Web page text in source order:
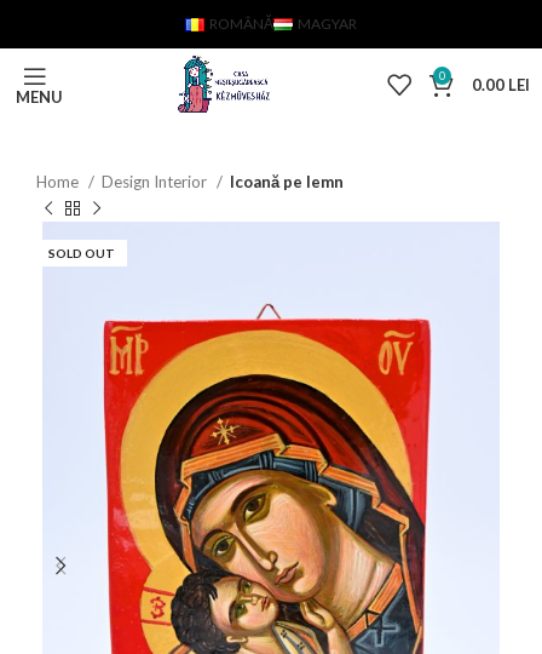
ROMÂNĂ MAGYAR
MENU
0 0.00 LEI
Home Design Interior Icoană pe lemn
SOLD OUT